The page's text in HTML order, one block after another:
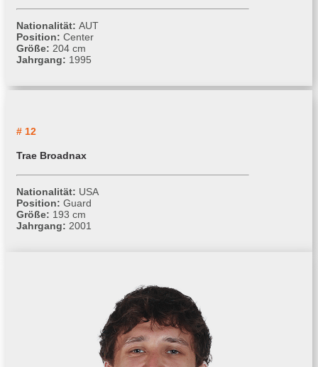
Nationalität: AUT
Position: Center
Größe: 204 cm
Jahrgang: 1995
# 12
Trae Broadnax
Nationalität: USA
Position: Guard
Größe: 193 cm
Jahrgang: 2001